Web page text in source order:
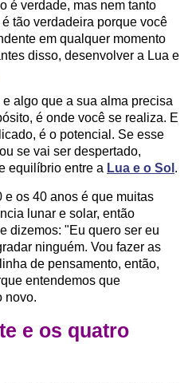
é verdade, mas nem tanto
tão verdadeira porque você
em qualquer momento
disso, desenvolver a Lua e
algo que a sua alma precisa
é onde você se realiza. E
é o potencial. Se esse
se vai ser despertado,
equilíbrio entre a Lua e o Sol .
e os 40 anos é que muitas
lunar e solar, então
dizemos: "Eu quero ser eu
ninguém. Vou fazer as
de pensamento, então,
entendemos que
novo.
e os quatro